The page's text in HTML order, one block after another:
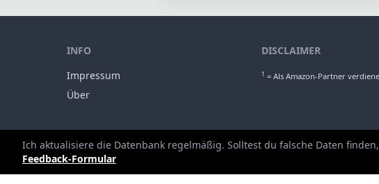
INFO
Impressum
Über
DISCLAIMER
1 = Als Amazon-Partner
Ich aktualisiere die Datenbank regelmäßig. Solltest du falsche Daten
Feedback-Formular